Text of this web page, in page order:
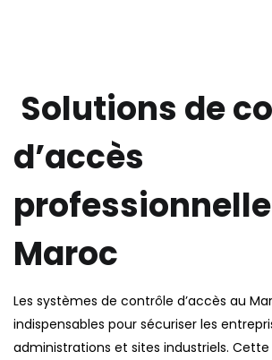
Solutions de
d’accès
Maroc
Les systèmes de contrôle d’accès au
indispensables pour sécuriser les
administrations et sites industriels.